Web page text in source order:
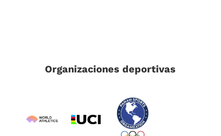
Organizaciones deportivas